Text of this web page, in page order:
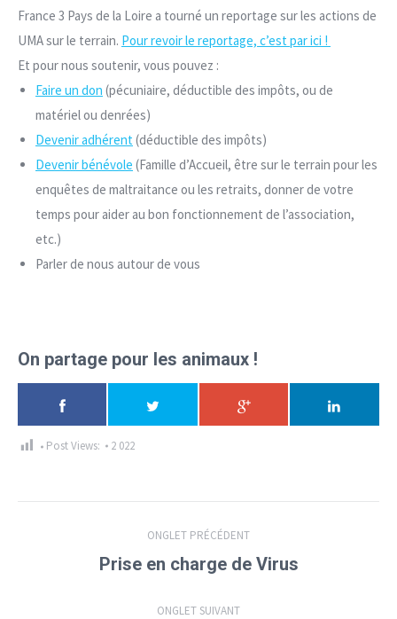
France 3 Pays de la Loire a tourné un reportage sur les actions de
UMA sur le terrain. Pour revoir le reportage, c’est par ici !
Et pour nous soutenir, vous pouvez :
Faire un don (pécuniaire, déductible des impôts, ou de
matériel ou denrées)
Devenir adhérent (déductible des impôts)
Devenir bénévole (Famille d’Accueil, être sur le terrain pour les
enquêtes de maltraitance ou les retraits, donner de votre
temps pour aider au bon fonctionnement de l’association,
etc.)
Parler de nous autour de vous
On partage pour les animaux !
Post Views: 2 022
commentaire
ONGLET PRÉCÉDENT
Onglet
Prise en charge de Virus
ONGLET SUIVANT